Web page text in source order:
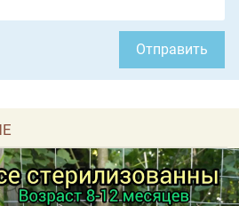
Отправить